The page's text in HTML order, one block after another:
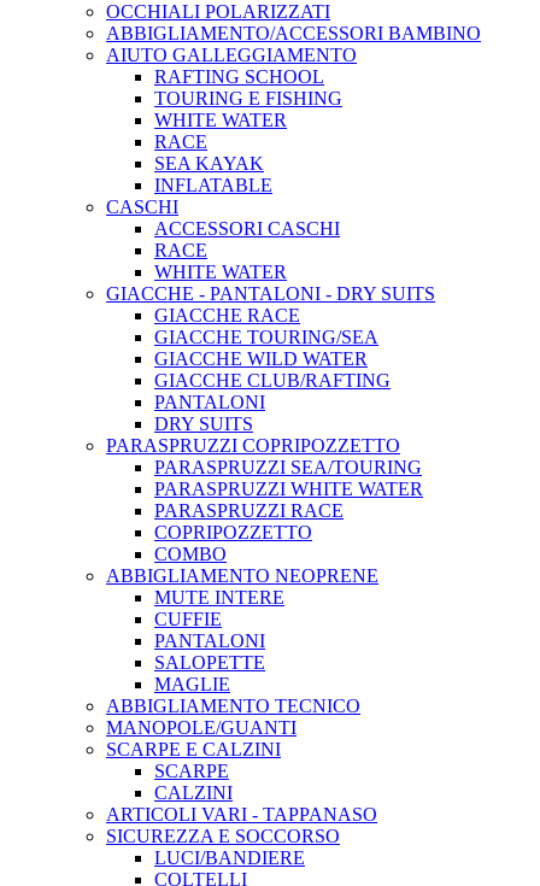
OCCHIALI POLARIZZATI
ABBIGLIAMENTO/ACCESSORI BAMBINO
AIUTO GALLEGGIAMENTO
RAFTING SCHOOL
TOURING E FISHING
WHITE WATER
RACE
SEA KAYAK
INFLATABLE
CASCHI
ACCESSORI CASCHI
RACE
WHITE WATER
GIACCHE - PANTALONI - DRY SUITS
GIACCHE RACE
GIACCHE TOURING/SEA
GIACCHE WILD WATER
GIACCHE CLUB/RAFTING
PANTALONI
DRY SUITS
PARASPRUZZI COPRIPOZZETTO
PARASPRUZZI SEA/TOURING
PARASPRUZZI WHITE WATER
PARASPRUZZI RACE
COPRIPOZZETTO
COMBO
ABBIGLIAMENTO NEOPRENE
MUTE INTERE
CUFFIE
PANTALONI
SALOPETTE
MAGLIE
ABBIGLIAMENTO TECNICO
MANOPOLE/GUANTI
SCARPE E CALZINI
SCARPE
CALZINI
ARTICOLI VARI - TAPPANASO
SICUREZZA E SOCCORSO
LUCI/BANDIERE
COLTELLI